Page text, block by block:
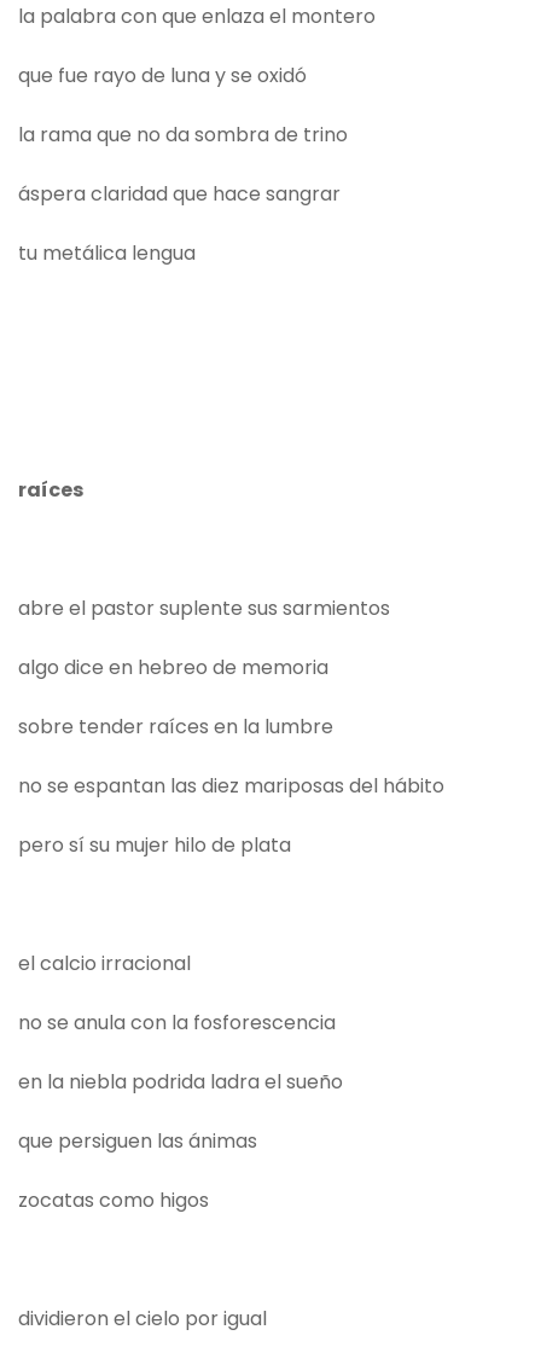
la palabra con que enlaza el montero
que fue rayo de luna y se oxidó
la rama que no da sombra de trino
áspera claridad que hace sangrar
tu metálica lengua
raíces
abre el pastor suplente sus sarmientos
algo dice en hebreo de memoria
sobre tender raíces en la lumbre
no se espantan las diez mariposas del hábito
pero sí su mujer hilo de plata
el calcio irracional
no se anula con la fosforescencia
en la niebla podrida ladra el sueño
que persiguen las ánimas
zocatas como higos
dividieron el cielo por igual